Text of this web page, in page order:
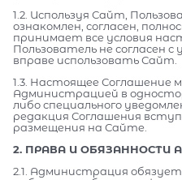
1.2. Используя Сайт,
ознакомлен, согласен,
принимает все условия
Пользователь не согласен с
вправе использовать Сайт.
1.3. Настоящее Соглашение
Администрацией в
либо специального
редакция Соглашения
размещения на Сайте.
2. ПРАВА И ОБЯЗАННОСТИ
2.1. Администрация